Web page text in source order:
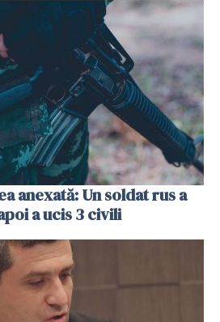
anexată: Un soldat rus a
a ucis 3 civili